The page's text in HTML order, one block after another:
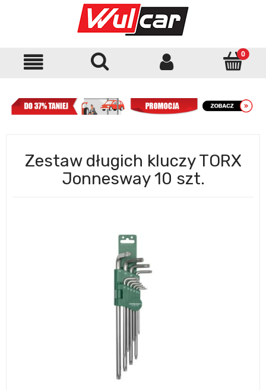
Zestaw długich kluczy TORX
Jonnesway 10 szt.